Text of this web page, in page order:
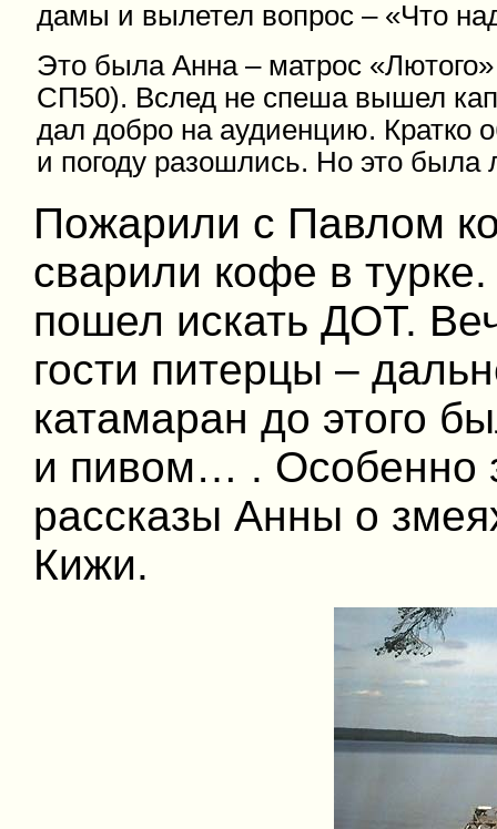
дамы и вылетел вопрос – «Что
Это была Анна – матрос «Лютого»
СП50). Вслед не спеша вышел
дал добро на аудиенцию. Кратко
и погоду разошлись. Но это
Пожарили с Павлом
сварили кофе в
пошел искать ДОТ.
гости питерцы –
катамаран до этого
и пивом… . Особенно
рассказы Анны о
Кижи.